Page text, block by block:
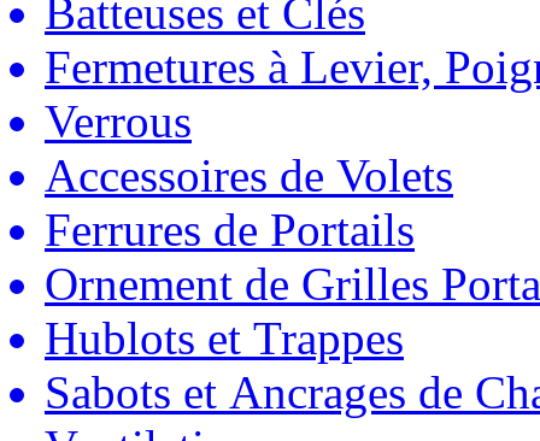
Batteuses et Clés
Fermetures à Levier,
Verrous
Accessoires de Volets
Ferrures de Portails
Ornement de Grilles
Hublots et Trappes
Sabots et Ancrages de